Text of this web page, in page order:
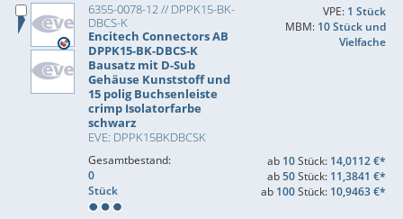
6355-0078-12 // DPPK15-BK-
DBCS-K
Encitech Connectors AB
DPPK15-BK-DBCS-K
Bausatz mit D-Sub
Gehäuse Kunststoff und
15 polig Buchsenleiste
crimp Isolatorfarbe
schwarz
EVE: DPPK15BKDBCSK
VPE: 1 Stück
MBM: 10 Stück und
Vielfache
Gesamtbestand:
0
Stück
ab 10Stück: 14,0112 €*
ab50Stück: 11,3841 €*
ab 100Stück: 10,9463 €*